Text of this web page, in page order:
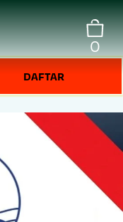
0
DAFTAR